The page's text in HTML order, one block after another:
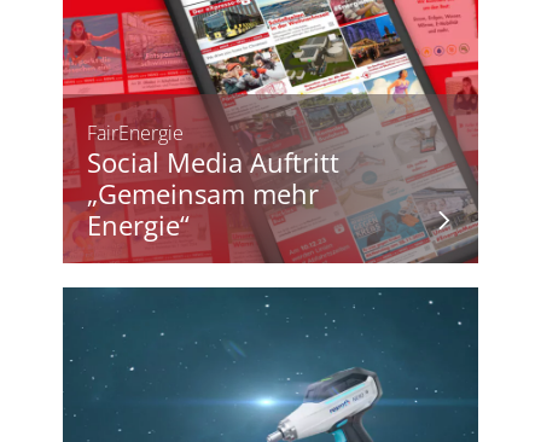
FairEnergie
Social Media Auftritt
„Gemeinsam mehr
Energie“